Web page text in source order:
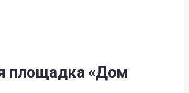
площадка «Дом